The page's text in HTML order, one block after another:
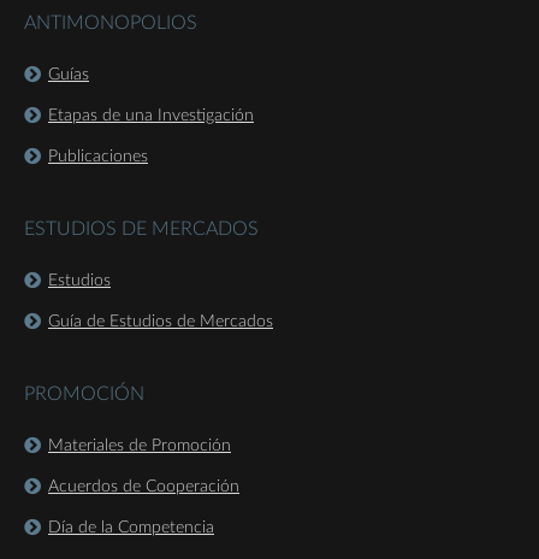
ANTIMONOPOLIOS
Guías
Etapas de una Investigación
Publicaciones
ESTUDIOS DE MERCADOS
Estudios
Guía de Estudios de Mercados
PROMOCIÓN
Materiales de Promoción
Acuerdos de Cooperación
Día de la Competencia